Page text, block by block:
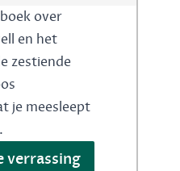
over
en het
zestiende
je meesleept
verrassing